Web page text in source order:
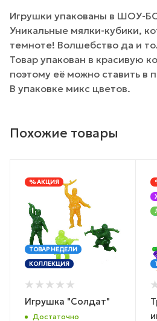
Игрушки упакованы в ШОУ-
Уникальные мялки-кубики,
темноте! Волшебство да и
Товар упакован в красивую
поэтому её можно ставить в
В упаковке микс цветов.
Похожие товары
% АКЦИЯ
ТОВАР НЕДЕЛИ
КОЛЛЕКЦИЯ
Игрушка "Солдат"
Достаточно